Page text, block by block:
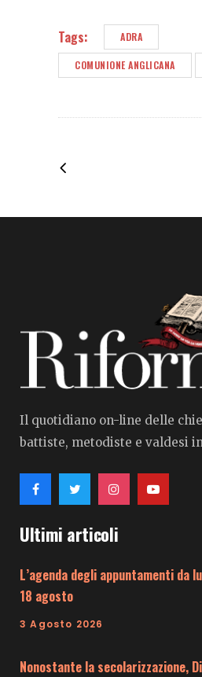
Tags: ADRA
COMUNIONE ANGLICANA
Il quotidiano on-line delle
battiste, metodiste e valdesi
Ultimi articoli
L’agenda degli appuntamenti da
18 agosto
3 Agosto 2026
Nonostante la secolarizzazione,